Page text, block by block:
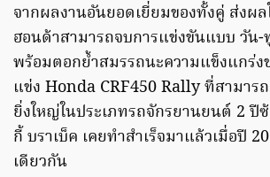
จากผลงานอันยอดเยี่ยมของทั้งคู่ ส่งผ
ฮอนด้าสามารถจบการแข่งขันแบบ วัน-
พร้อมตอกย้ำสมรรถนะความแข็งแกร่ง
แข่ง Honda CRF450 Rally ที่สามาร
ยิ่งใหญ่ในประเภทรถจักรยานยนต์ 2 ปี
กี้ บราเบ็ค เคยทำสำเร็จมาแล้วเมื่อปี
เดียวกัน